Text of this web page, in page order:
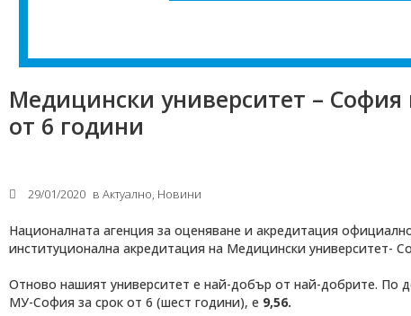
Медицински университет –
от 6 години
29/01/2020 в Актуално, Новини
Националната агенция за оценяване и акредитация
институционална акредитация на Медицински университет-
Отново нашият университет е най-добър от най-добрите. По
МУ-София за срок от 6 (шест години), е 9,56.